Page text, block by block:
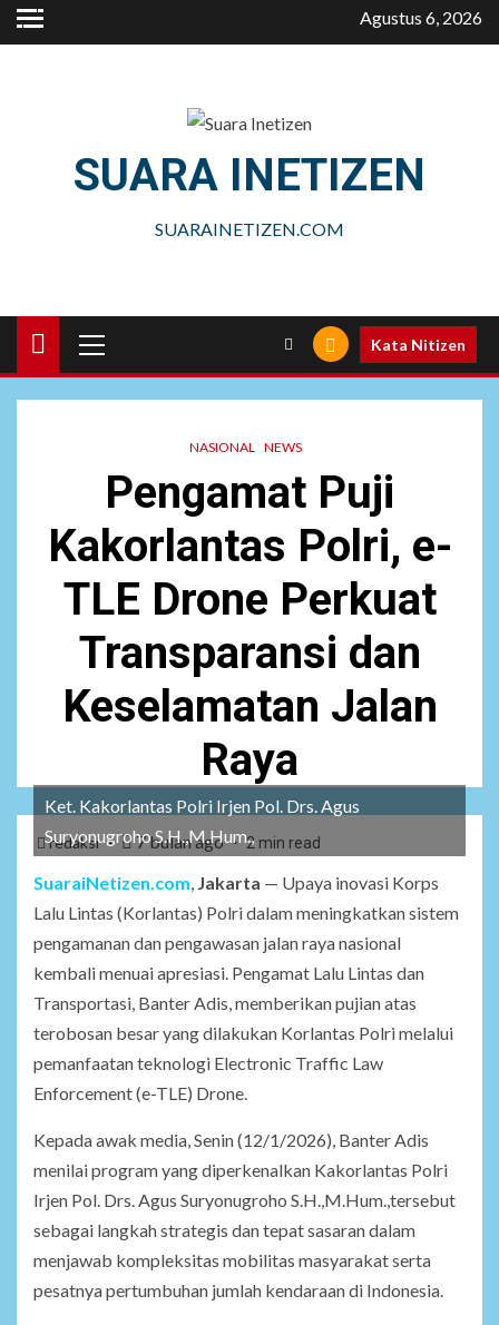
Skip
to
Agustus 6, 2026
SUARA INETIZEN
SUARAINETIZEN.COM
Menu
Kata Nitizen
NASIONAL NEWS
Pengamat Puji
Kakorlantas Polri, e-
TLE Drone Perkuat
Transparansi dan
Keselamatan Jalan
Raya
redaksi 7 bulan ago 2 min read
Ket. Kakorlantas Polri Irjen Pol. Drs. Agus
Suryonugroho S.H.,M.Hum.,
SuaraiNetizen.com, Jakarta — Upaya inovasi Korps
Lalu Lintas (Korlantas) Polri dalam meningkatkan sistem
pengamanan dan pengawasan jalan raya nasional
kembali menuai apresiasi. Pengamat Lalu Lintas dan
Transportasi, Banter Adis, memberikan pujian atas
terobosan besar yang dilakukan Korlantas Polri melalui
pemanfaatan teknologi Electronic Traffic Law
Enforcement (e-TLE) Drone.
Kepada awak media, Senin (12/1/2026), Banter Adis
menilai program yang diperkenalkan Kakorlantas Polri
Irjen Pol. Drs. Agus Suryonugroho S.H.,M.Hum.,tersebut
sebagai langkah strategis dan tepat sasaran dalam
menjawab kompleksitas mobilitas masyarakat serta
pesatnya pertumbuhan jumlah kendaraan di Indonesia.